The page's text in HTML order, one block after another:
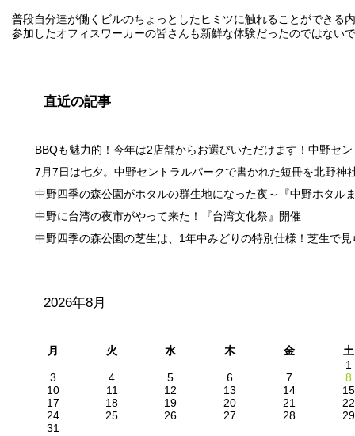
普段自分達が働くビルのちょっとしたヒミツに触れることができる
参加したオフィスワーカーの皆さんも新鮮な体験だったのではない
直近の記事
BBQも魅力的！今年は2店舗からお選びいただけます！中野セ
7月7日は七夕。中野セントラルパークで書かれた短冊を北野神
中野四季の森公園がホタルの群生地になった夜～『中野ホタル
中野に台湾の夜市がやって来た！『台湾文化祭』開催
中野四季の森公園の芝生は、1年中みどりの特別仕様！芝生で
2026年8月
月 火 水 木 金
土
1
3
4 5 6 7
8
10
11 12 13 14
15
17
18 19 20 21
22
24
25 26 27 28
29
31